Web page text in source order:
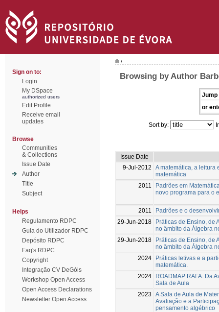
Sign on to:
Login
My DSpace
authorized users
Edit Profile
Receive email
updates
Browse
Communities
& Collections
Issue Date
Author
Title
Subject
Helps
Regulamento RDPC
Guia do Utilizador RDPC
Depósito RDPC
Faq's RDPC
Copyright
Integração CV DeGóis
Workshop Open Access
Open Access Declarations
Newsletter Open Access
/
Browsing by Author
Jump
or
Sort by:
Issue Date
9-Jul-2012
A matemática, a leitura
matemática
2011
Padrões em
novo programa para o
2011
Padrões e o
29-Jun-2018
Práticas de Ensino, de
no âmbito da Álgebra
29-Jun-2018
Práticas de Ensino, de
no âmbito da Álgebra
2024
Práticas letivas e a
matemática.
2024
ROADMAP RAFA: Da
Sala de Aula
2023
A Sala de Aula de
Avaliação e a
pensamento algébrico